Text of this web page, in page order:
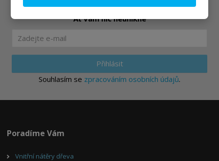
Ať vám nic neunikne
Přihlásit
Souhlasím se zpracováním osobních údajů.
Poradíme Vám
Vnitřní nátěry dřeva